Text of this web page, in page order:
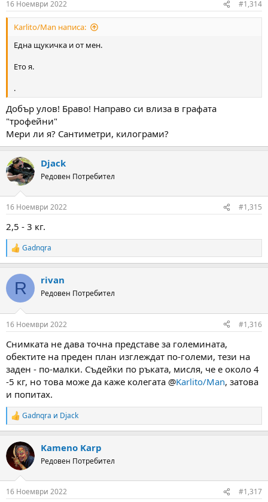
s
:
16 Ноември 2022 #1,314
Karlito/Man написа:
Една щукичка и от мен.
Ето я.
.
Добър улов! Браво! Направо си влиза в графата
"трофейни"
Мери ли я? Сантиметри, килограми?
Djack
Редовен Потребител
16 Ноември 2022 #1,315
2,5 - 3 кг.
R
e
c
i
s
Gadnqra
R rivan
Редовен Потребител
16 Ноември 2022 #1,316
Снимката не дава точна представе за големината,
обектите на преден план изглеждат по-големи, тези на
заден - по-малки. Съдейки по ръката, мисля, че е около 4
-5 кг, но това може да каже колегата @Karlito/Man, затова
и попитах.
R
e
c
t
i
s
Gadnqra и Djack
Kameno Karp
Редовен Потребител
16 Ноември 2022 #1,317